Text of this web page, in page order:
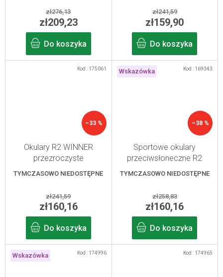
zł276,13
zł209,23
Do koszyka
zł241,59
zł159,90
Do koszyka
–33 %
Okulary R2 WINNER
przezroczyste
TYMCZASOWO NIEDOSTĘPNE
zł241,59
zł160,16
Do koszyka
Kod : 175061 Wskazówka
–38 %
Sportowe okulary
przeciwsłoneczne R2
FLUKE, czarne
TYMCZASOWO NIEDOSTĘPNE
zł258,83
zł160,16
Do koszyka
Kod : 169343
Wskazówka Kod : 174996 Kod : 174965